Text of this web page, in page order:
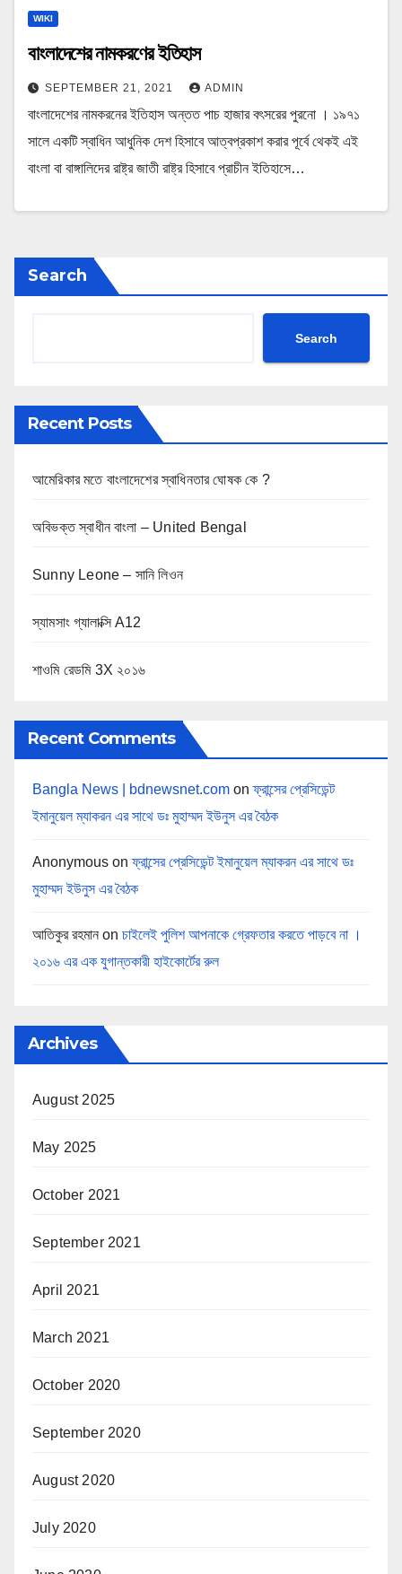
WIKI
বাংলাদেশের নামকরণের ইতিহাস
SEPTEMBER 21, 2021 ADMIN
বাংলাদেশের নামকরনের ইতিহাস অন্তত পাচ হাজার বৎসরের পুরনো । ১৯৭১
সালে একটি স্বাধিন আধুনিক দেশ হিসাবে আত্বপ্রকাশ করার পূর্বে থেকই এই
বাংলা বা বাঙ্গালিদের রাষ্ট্র জাতী রাষ্ট্র হিসাবে প্রাচীন ইতিহাসে…
Search
Search
Recent Posts
আমেরিকার মতে বাংলাদেশের স্বাধিনতার ঘোষক কে ?
অবিভক্ত স্বাধীন বাংলা – United Bengal
Sunny Leone – সানি লিওন
স্যামসাং গ্যালাক্সি A12
শাওমি রেডমি 3X ২০১৬
Recent Comments
Bangla News | bdnewsnet.com onফ্রান্সের প্রেসিডেন্ট
ইমানুয়েল ম্যাকরন এর সাথে ডঃ মুহাম্মদ ইউনুস এর বৈঠক
Anonymous onফ্রান্সের প্রেসিডেন্ট ইমানুয়েল ম্যাকরন এর সাথে ডঃ
মুহাম্মদ ইউনুস এর বৈঠক
আতিকুর রহমান on চাইলেই পুলিশ আপনাকে গ্রেফতার করতে পাড়বে না ।
২০১৬ এর এক যুগান্তকারী হাইকোর্টের রুল
Archives
August 2025
May 2025
October 2021
September 2021
April 2021
March 2021
October 2020
September 2020
August 2020
July 2020